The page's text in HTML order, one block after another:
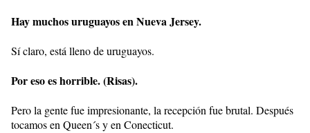
Hay muchos uruguayos en Nueva Jersey.
Sí claro, está lleno de uruguayos.
Por eso es horrible. (Risas).
Pero la gente fue impresionante, la recepción fue brutal. Después
tocamos en Queen´s y en Conecticut.